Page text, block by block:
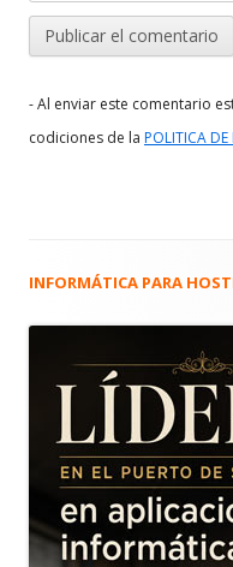
- Al enviar este comentario
codiciones de la POLITICA DE
Barra
principal
INFORMÁTICA PARA